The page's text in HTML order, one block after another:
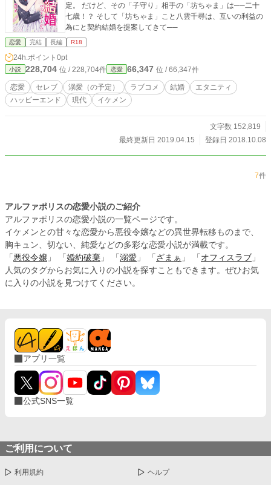
定。 だけど、その「子守り」相手の「坊ちゃま」は──二十
七歳！？ そして「坊ちゃま」こと八雲千尋は、互いの利益の
為にと契約結婚を提案してきて──
恋愛 完結 長編 R18
24h.ポイント 0pt
小説 228,704 位 / 228,704件 恋愛 66,347 位 / 66,347件
恋愛 セレブ 溺愛（の予定） ラブコメ 結婚
エタニティ
ハッピーエンド
現代 イケメン
文字数 152,819
最終更新日 2019.04.15
登録日 2018.10.08
7件
アルファポリスの恋愛小説のご紹介
アルファポリスの恋愛小説の一覧ページです。
イケメンとの甘々な恋愛から悪役令嬢などの異世界転移ものまで、
胸キュン、切ない、純愛などの多彩な恋愛小説が満載です。
「 悪役令嬢 」 「 婚約破棄 」 「 溺愛 」 「 ざまぁ 」 「 オフィスラブ 」
人気のタグからお気に入りの小説を探すこともできます。ぜひお気
に入りの小説を見つけてください。
アプリ一覧
公式SNS一覧
ご利用について
利用規約 ヘルプ